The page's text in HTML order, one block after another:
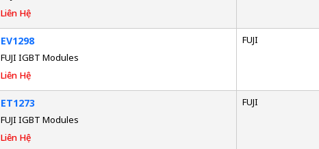
Liên Hệ
EV1298
FUJI IGBT Modules
Liên Hệ
FUJI
ET1273
FUJI IGBT Modules
Liên Hệ
FUJI